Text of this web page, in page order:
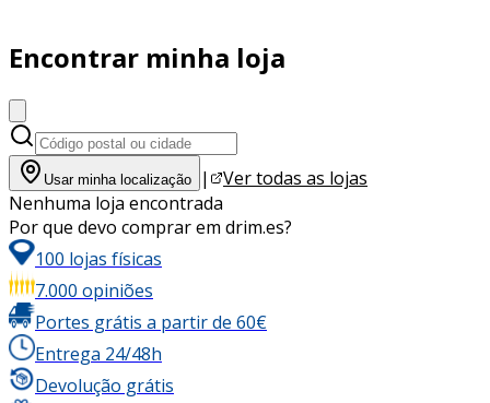
Encontrar minha loja
Usar minha localização |
Ver todas as lojas
Nenhuma loja encontrada
Por que devo comprar em drim.es?
100 lojas físicas
7.000 opiniões
Portes grátis a partir de 60€
Entrega 24/48h
Devolução grátis